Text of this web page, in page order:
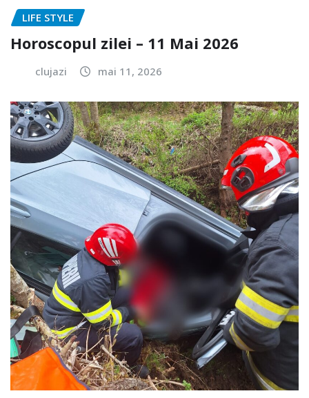
LIFE STYLE
Horoscopul zilei – 11 Mai 2026
clujazi mai 11, 2026